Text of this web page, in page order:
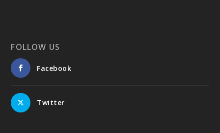
FOLLOW US
Facebook
Twitter